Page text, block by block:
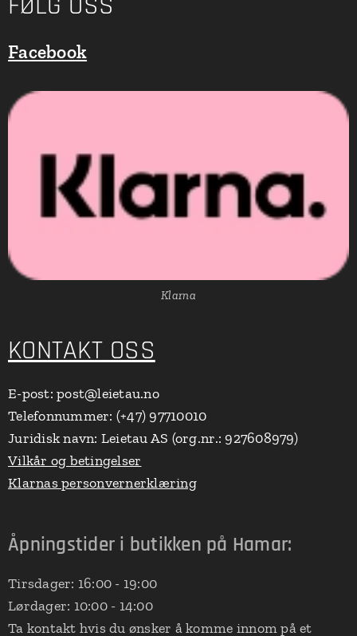
Facebook
Klarna
KONTAKT OSS
E-post: post@leietau.no
Telefonnummer: (+47) 97710010
Juridisk navn: Leietau AS (org.nr.: 927608979)
Vilkår og betingelser
Klarnas personvernerklæring
Åpningstider i butikken på Hamar:
Tirsdager: 16:00 - 19:00
Lørdager: 10:00 - 14:00
Ta kontakt hvis du ønsker å komme innom på et